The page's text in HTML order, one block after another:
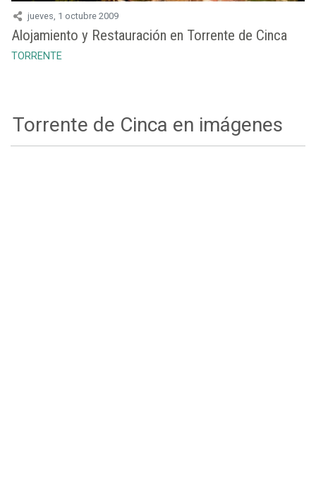
jueves, 1 octubre 2009
Alojamiento y Restauración en Torrente de Cinca
TORRENTE
Torrente de Cinca en imágenes